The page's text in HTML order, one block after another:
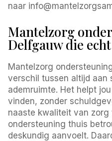
naar
Mantelzorg
Delfgauw die
Mantelzorg
verschil tussen altijd aan
ademruimte. Het helpt
vinden, zonder
naaste kwaliteit van
ondersteuning thuis
deskundig aanvoelt.